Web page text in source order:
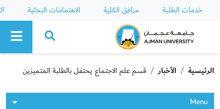
خدمات الطلبة مرافق الكلية الاهتمامات البحثية
Ajman University
الرئيسية الأخبار قسم علم الاجتماع يحتفل بالطلبة المتميزين
Menu